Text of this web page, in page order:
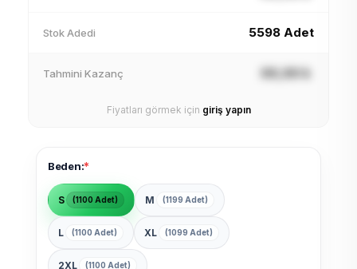
Stok Adedi 5598 Adet
Tahmini Kazanç XX,XX ₺
Fiyatları görmek için giriş yapın
Beden:*
S (1100 Adet) M (1199 Adet)
L (1100 Adet) XL (1099 Adet)
2XL (1100 Adet)